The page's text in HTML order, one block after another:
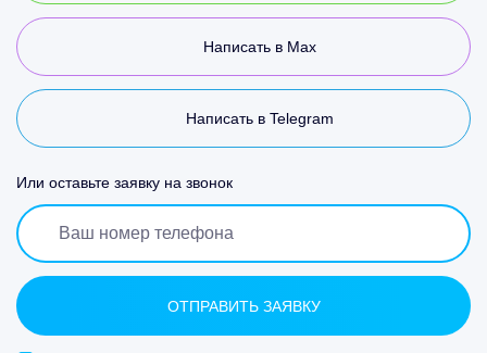
Написать в Max
Написать в Telegram
Или оставьте заявку на звонок